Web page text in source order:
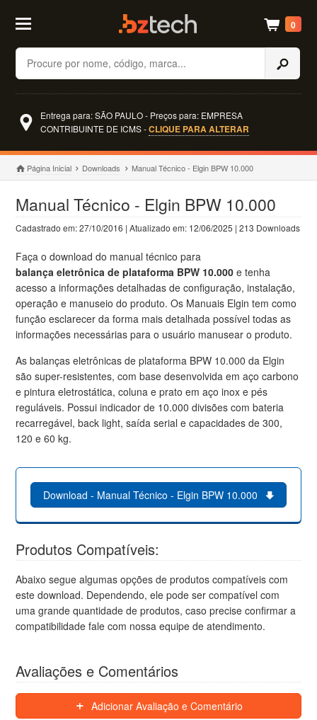
Buscar
0
Entrega para: SÃO PAULO - Preços para: EMPRESA
CONTRIBUINTE DE ICMS -CLIQUE PARA ALTERAR
Página Inicial Downloads Manual Técnico - Elgin BPW 10.000
Manual Técnico - Elgin BPW 10.000
Cadastrado em: 27/10/2016 | Atualizado em: 12/06/2025 | 213 Downloads
Faça o download do manual técnico para
balança eletrônica de plataforma BPW 10.000e tenha
acesso a informações detalhadas de configuração, instalação,
operação e manuseio do produto. Os Manuais Elgin tem como
função esclarecer da forma mais detalhada possível todas as
informações necessárias para o usuário manusear o produto.
As balanças eletrônicas de plataforma BPW 10.000 da Elgin
são super-resistentes, com base desenvolvida em aço carbono
e pintura eletrostática, coluna e prato em aço inox e pés
reguláveis. Possui indicador de 10.000 divisões com bateria
recarregável, back light, saída serial e capacidades de 300,
120 e 60 kg.
Download - Manual Técnico - Elgin BPW 10.000
Produtos Compatíveis:
Abaixo segue algumas opções de produtos compatíveis com
este download. Dependendo, ele pode ser compatível com
uma grande quantidade de produtos, caso precise confirmar a
compatibilidade fale com nossa equipe de atendimento.
Avaliações e Comentários
Adicionar Avaliação e Comentário